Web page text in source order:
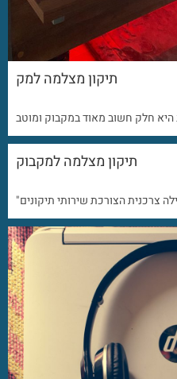
תיקון מצלמה למק
תיקון מצלמה למקבוק